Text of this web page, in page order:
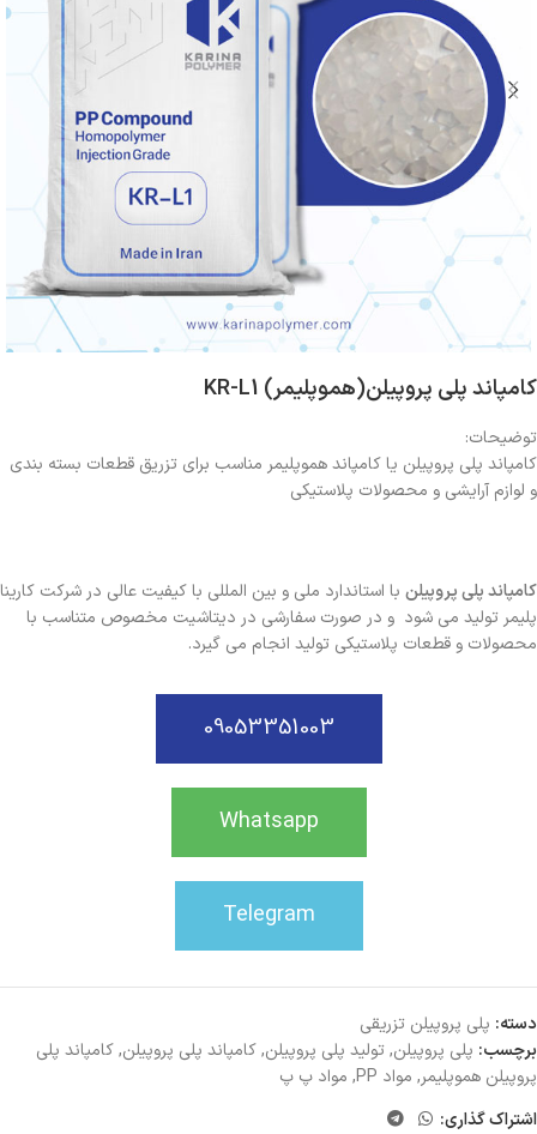
کامپاند پلی پروپیلن(هموپلیمر) KR-L1
توضیحات:
کامپاند پلی پروپیلن یا کامپاند هموپلیمر مناسب برای تزریق قطعات بسته بندی
و لوازم آرایشی و محصولات پلاستیکی
کامپاند پلی پروپیلن با استاندارد ملی و بین المللی با کیفیت عالی در شرکت کارینا
پلیمر تولید می شود و در صورت سفارشی در دیتاشیت مخصوص متناسب با
محصولات و قطعات پلاستیکی تولید انجام می گیرد.
09053351003
Whatsapp
Telegram
دسته: پلی پروپیلن تزریقی
برچسب: پلی پروپیلن,تولید پلی پروپیلن,کامپاند پلی پروپیلن,کامپاند پلی
پروپیلن هموپلیمر, مواد PP , مواد پ پ
اشتراک گذاری: